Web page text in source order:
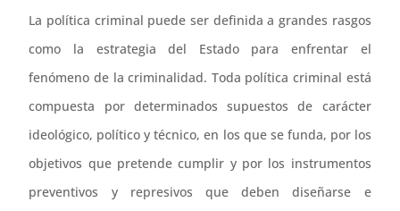
La política criminal puede ser definida a grandes rasgos
como la estrategia del Estado para enfrentar el
fenómeno de la criminalidad. Toda política criminal está
compuesta por determinados supuestos de carácter
ideológico, político y técnico, en los que se funda, por los
objetivos que pretende cumplir y por los instrumentos
preventivos y represivos que deben diseñarse e